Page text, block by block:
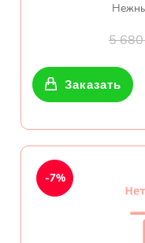
5
Заказать
-7%